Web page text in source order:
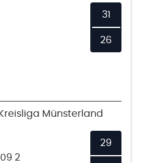
31
26
Münsterland
2
29